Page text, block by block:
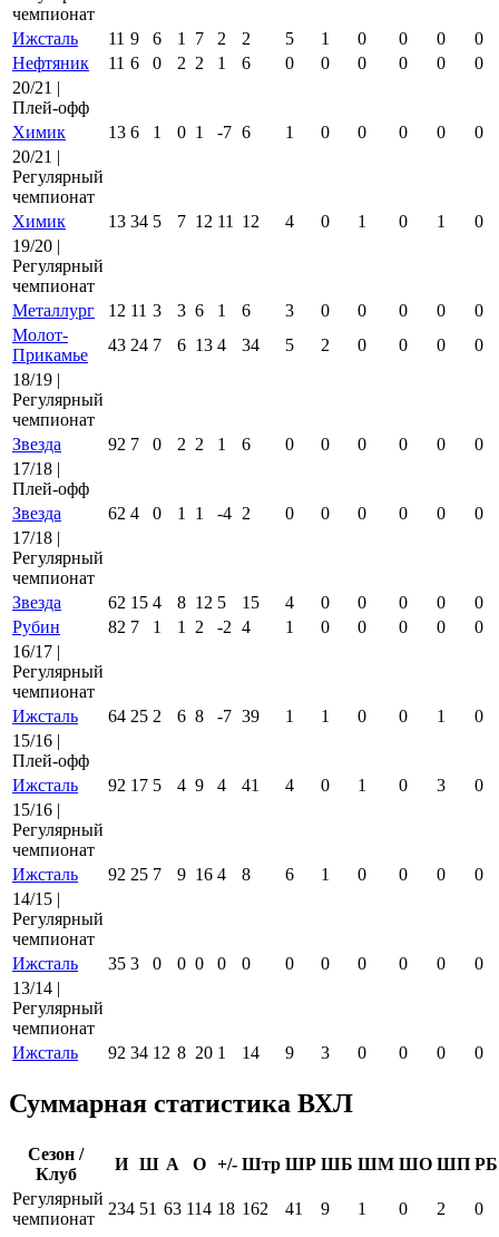
чемпионат
Ижсталь
11 9 6 1 7 2 2 5 1 0 0 0
0
Нефтяник
11 6 0 2 2 1 6 0 0 0 0 0
0
20/21 |
Плей-офф
Химик
13 6 1 0 1 -7 6 1 0 0 0 0
0
20/21 |
Регулярный
чемпионат
Химик
13 34 5 7 12 11 12 4 0 1 0 1
0
19/20 |
Регулярный
чемпионат
Металлург
12 11 3 3 6 1 6 3 0 0 0 0
0
Молот-
Прикамье
43 24 7 6 13 4 34 5 2 0 0 0
0
18/19 |
Регулярный
чемпионат
Звезда
92 7 0 2 2 1 6 0 0 0 0 0
0
17/18 |
Плей-офф
Звезда
62 4 0 1 1 -4 2 0 0 0 0 0
0
17/18 |
Регулярный
чемпионат
Звезда
62 15 4 8 12 5 15 4 0 0 0 0
0
Рубин
82 7 1 1 2 -2 4 1 0 0 0 0
0
16/17 |
Регулярный
чемпионат
Ижсталь
64 25 2 6 8 -7 39 1 1 0 0 1
0
15/16 |
Плей-офф
Ижсталь
92 17 5 4 9 4 41 4 0 1 0 3
0
15/16 |
Регулярный
чемпионат
Ижсталь
92 25 7 9 16 4 8 6 1 0 0 0
0
14/15 |
Регулярный
чемпионат
Ижсталь
35 3 0 0 0 0 0 0 0 0 0 0
0
13/14 |
Регулярный
чемпионат
Ижсталь
92 34 12 8 20 1 14 9 3 0 0 0 0
Суммарная статистика ВХЛ
Сезон /
Клуб
И Ш А О +/- Штр ШР ШБ ШМ ШО ШП РБ
Регулярный
чемпионат
234 51 63 114 18 162 41 9 1 0 2
0